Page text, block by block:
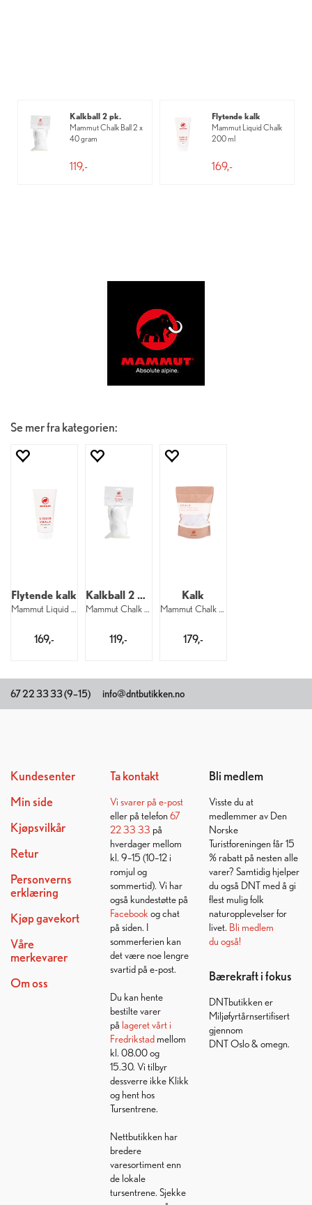
Kalkball 2 pk.
Mammut Chalk Ball 2 x
40 gram
119,-
Flytende kalk
Mammut Liquid Chalk
200 ml
169,-
Se mer fra kategorien:
Flytende kalk
Mammut Liquid Chalk 200 ml
169,-
Kalkball 2 pk.
Mammut Chalk Ball 2 x 40 gram
119,-
Kalk
Mammut Chalk Powder 300 gram
179,-
67 22 33 33 (9–15) info@dntbutikken.no
Kundesenter
Min side
Kjøpsvilkår
Retur
Personverns
erklæring
Kjøp gavekort
Våre
merkevarer
Om oss
Ta kontakt
Vi svarer på e-post
eller på telefon 67
22 33 33 på
hverdager mellom
kl. 9–15 (10–12 i
romjul og
sommertid). Vi har
også kundestøtte på
Facebook og chat
på siden. I
sommerferien kan
det være noe lengre
svartid på e-post.
Du kan hente
bestilte varer
på lageret vårt i
Fredrikstadmellom
kl. 08.00 og
15.30. Vi tilbyr
dessverre ikke Klikk
og hent hos
Tursentrene.
Nettbutikken har
bredere
varesortiment enn
de lokale
tursentrene. Sjekke
Bli medlem
Visste du at
medlemmer av Den
Norske
Turistforeningen får 15
% rabatt på nesten alle
varer? Samtidig hjelper
du også DNT med å gi
flest mulig folk
naturopplevelser for
livet. Bli medlem
du også!
Bærekraft i fokus
DNTbutikken er
Miljøfyrtårnsertifisert
gjennom
DNT Oslo & omegn.